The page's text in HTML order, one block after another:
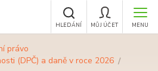
MENU
MŮJ ÚČET
HLEDÁNÍ
právo
(DPČ) a daně v roce 2026